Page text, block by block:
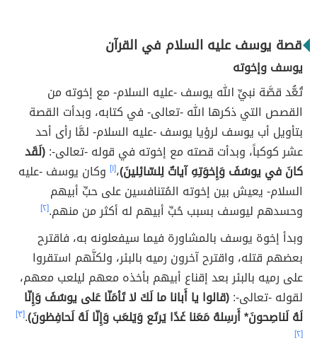
قصة يوسف عليه السلام في القرآن
يوسف وإخوته
تُعُّد قصَّة نبيِّ الله يوسف -عليه السلام- مع إخوته من
القصص التي ذكرها الله -تعالى- في كتابه، وبدأت القصة
بتأويل أب يوسف لرؤيا يوسف -عليه السلام- لمَّا رأى أحد
عشر كوكباً، وبدأت قصته مع إخوته في قوله -تعالى-:(لَقَد
كانَ في يوسُفَ وَإِخوَتِهِ آياتٌ لِلسّائِلينَ)،[١] وكان يوسف -عليه
السلام- يعيش بين إخوته المُتنافسين على حبِّ أبيهم
وحسدهم ليوسف بسبب حُبِّ أبيهم له أكثر من منهم.[٢]
وبدأ إخوة يوسف بالمشاورة فيما سيفعلونه به، فاقترح
بعضهم قتله، واقترح آخرون رميه بالبئر، ولكنَّهم استقروا
على رميه بالبئر بعد إقناع أبيهم بأخذه معهم ليلعب معهم،
لقوله -تعالى-:(قالوا يا أَبانا ما لَكَ لا تَأمَنّا عَلى يوسُفَ وَإِنّا
لَهُ لَناصِحونَ* أَرسِلهُ مَعَنا غَدًا يَرتَع وَيَلعَب وَإِنّا لَهُ لَحافِظونَ).[٣]
[٢]